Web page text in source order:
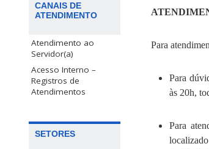
CANAIS DE
ATENDIMENTO
Atendimento ao
Servidor(a)
Acesso Interno –
Registros de
Atendimentos
SETORES
Para
Para
às 20h,
Para